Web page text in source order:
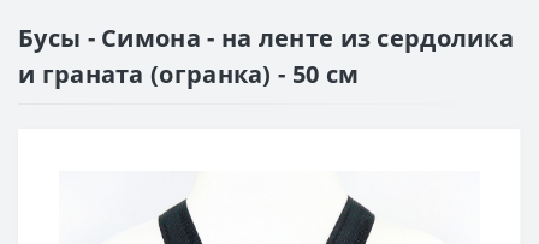
Бусы - Симона - на ленте из сердолика
и граната (огранка) - 50 см